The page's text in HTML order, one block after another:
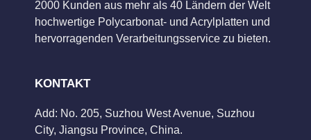
2000 Kunden aus mehr als 40 Ländern der Welt
hochwertige Polycarbonat- und Acrylplatten und
hervorragenden Verarbeitungsservice zu bieten.
KONTAKT
Add: No. 205, Suzhou West Avenue, Suzhou
City, Jiangsu Province, China.